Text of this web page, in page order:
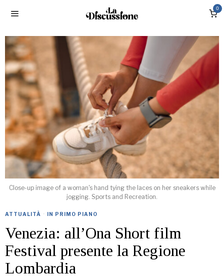
0
Close-up image of a woman's hand tying the laces on her sneakers while
jogging. Sports and Recreation.
ATTUALITÀ · IN PRIMO PIANO
Venezia: all’Ona Short film
Festival presente la Regione
Lombardia